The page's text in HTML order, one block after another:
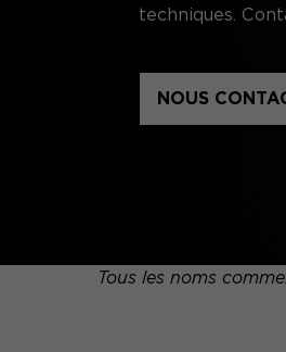
techniques.
NOUS
Tous les noms